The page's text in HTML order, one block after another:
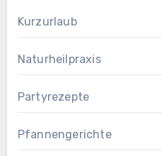
Kurzurlaub
Naturheilpraxis
Partyrezepte
Pfannengerichte